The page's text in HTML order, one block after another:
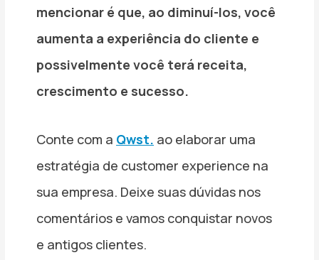
mencionar é que, ao diminuí-los, você
aumenta a experiência do cliente e
possivelmente você terá receita,
crescimento e sucesso.
Conte com a Qwst. ao elaborar uma
estratégia de customer experience na
sua empresa. Deixe suas dúvidas nos
comentários e vamos conquistar novos
e antigos clientes.